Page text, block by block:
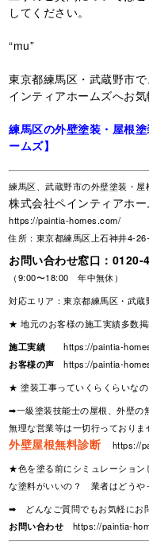
してください。
“mu”
東京都練馬区・武蔵野市
インティアホームズへお気
練馬区の外壁塗装・屋根
ームズ】
練馬区、武蔵野市の外壁塗装・
株式会社ペインティアホ
https://paintia-homes.com/
住所：東京都練馬区上石神井4-
お問い合わせ窓口： 0120-
（9:00〜18:00 年中無休）
対応エリア：東京都練馬区・武蔵
★ 地元のお客様の施工実績多数掲
施工実績
https://paintia-
お客様の声
https://paintia-
★ 塗装工事っていくらくらいな
➡一級塗装技能士の屋根、外壁の
無理な営業等は一切行っておりま
外壁屋根無料診断
https://
★色を塗る前にシミュレーショ
な塗料がいいの？ 業者はどうや
➡ どんなご質問でもお気軽にお
お問い合わせ
https://paintia-